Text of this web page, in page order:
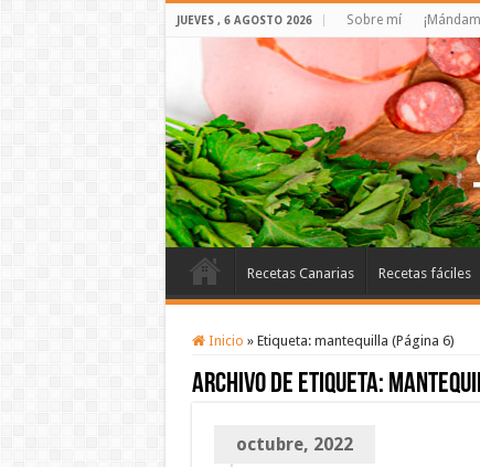
JUEVES , 6 AGOSTO 2026 Sobre mí
Recetas Canarias Recetas fáciles
Inicio » Etiqueta: mantequilla (Página 6)
Archivo de etiqueta:
octubre, 2022